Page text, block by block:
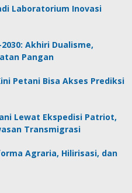
Laboratorium Inovasi
Akhiri Dualisme,
Pangan
Petani Bisa Akses Prediksi
Lewat Ekspedisi Patriot,
Transmigrasi
Agraria, Hilirisasi, dan